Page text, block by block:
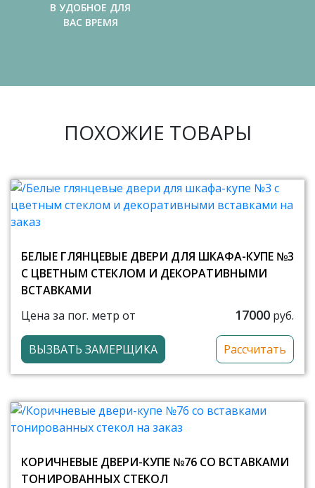
В УДОБНОЕ ДЛЯ
ВАС ВРЕМЯ
ПОХОЖИЕ ТОВАРЫ
БЕЛЫЕ ГЛЯНЦЕВЫЕ ДВЕРИ ДЛЯ ШКАФА-КУПЕ №3
С ЦВЕТНЫМ СТЕКЛОМ И ДЕКОРАТИВНЫМИ
ВСТАВКАМИ
Цена за пог. метр от
17000 руб.
ВЫЗВАТЬ ЗАМЕРЩИКА Рассчитать
КОРИЧНЕВЫЕ ДВЕРИ-КУПЕ №76 СО ВСТАВКАМИ
ТОНИРОВАННЫХ СТЕКОЛ